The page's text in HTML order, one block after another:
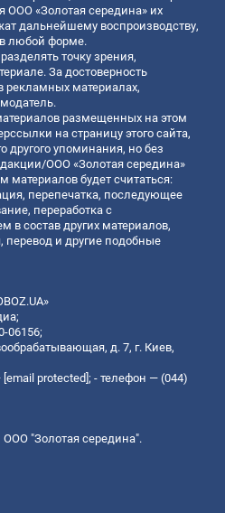
ООО «Золотая середина» их
дальнейшему воспроизводству,
любой форме.
точку зрения,
За достоверность
материалах,
размещенных на этом
на страницу этого сайта,
другого упоминания, но без
ООО «Золотая середина»
будет считаться:
перепечатка, последующее
переработка с
в состав других материалов,
перевод и другие подобные
06156;
д. 7, г. Киев,
[email protected]; - телефон — (044)
"Золотая середина".